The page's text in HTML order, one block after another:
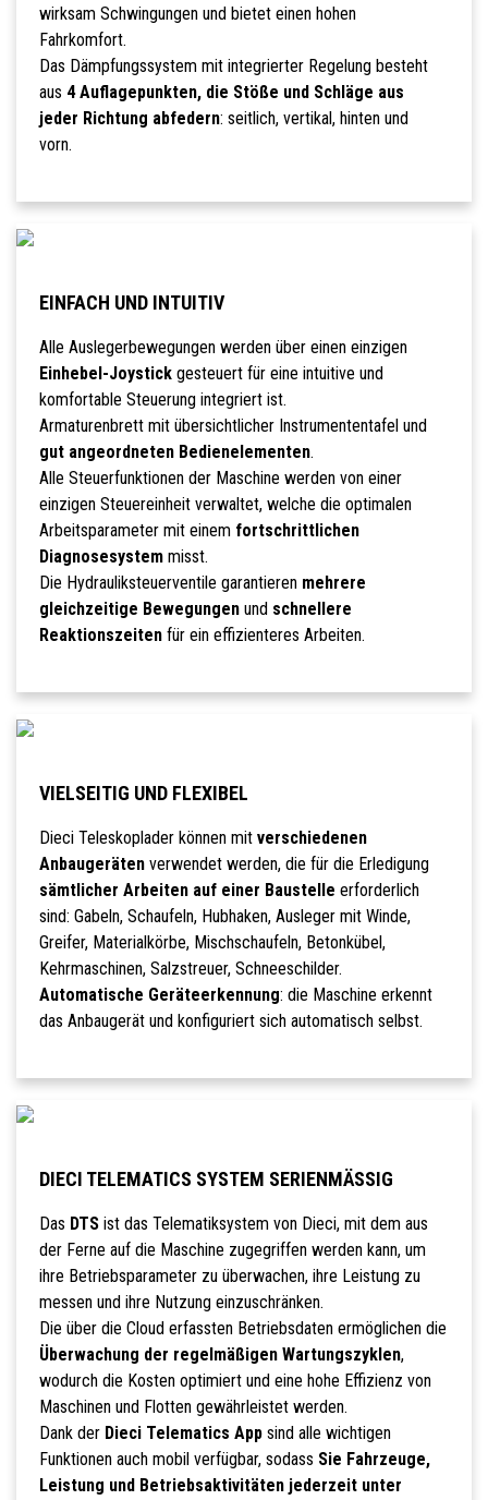
wirksam Schwingungen und bietet einen hohen
Fahrkomfort.
Das Dämpfungssystem mit integrierter Regelung besteht
aus 4 Auflagepunkten, die Stöße und Schläge aus
jeder Richtung abfedern: seitlich, vertikal, hinten und
vorn.
EINFACH UND INTUITIV
Alle Auslegerbewegungen werden über einen einzigen
Einhebel-Joystickgesteuert für eine intuitive und
komfortable Steuerung integriert ist.
Armaturenbrett mit übersichtlicher Instrumententafel und
gut angeordneten Bedienelementen.
Alle Steuerfunktionen der Maschine werden von einer
einzigen Steuereinheit verwaltet, welche die optimalen
Arbeitsparameter mit einem fortschrittlichen
Diagnosesystemmisst.
Die Hydrauliksteuerventile garantieren mehrere
gleichzeitige Bewegungenund schnellere
Reaktionszeitenfür ein effizienteres Arbeiten.
VIELSEITIG UND FLEXIBEL
Dieci Teleskoplader können mit verschiedenen
Anbaugerätenverwendet werden, die für die Erledigung
sämtlicher Arbeiten auf einer Baustelle erforderlich
sind: Gabeln, Schaufeln, Hubhaken, Ausleger mit Winde,
Greifer, Materialkörbe, Mischschaufeln, Betonkübel,
Kehrmaschinen, Salzstreuer, Schneeschilder.
Automatische Geräteerkennung: die Maschine erkennt
das Anbaugerät und konfiguriert sich automatisch selbst.
DIECI TELEMATICS SYSTEM SERIENMÄSSIG
Das DTSist das Telematiksystem von Dieci, mit dem aus
der Ferne auf die Maschine zugegriffen werden kann, um
ihre Betriebsparameter zu überwachen, ihre Leistung zu
messen und ihre Nutzung einzuschränken.
Die über die Cloud erfassten Betriebsdaten ermöglichen die
Überwachung der regelmäßigen Wartungszyklen,
wodurch die Kosten optimiert und eine hohe Effizienz von
Maschinen und Flotten gewährleistet werden.
Dank der Dieci Telematics Appsind alle wichtigen
Funktionen auch mobil verfügbar, sodass Sie Fahrzeuge,
Leistung und Betriebsaktivitäten jederzeit unter